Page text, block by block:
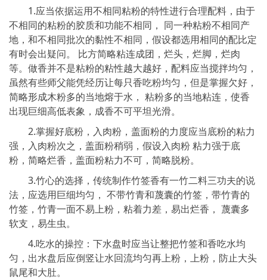
1.应当依据运用不相同粘粉的特性进行合理配料，由于
不相同的粘粉的胶质和功能不相同， 同一种粘粉不相同产
地，和不相同批次的黏性不相同，假设都选用相同的配比定
有时会出疑问。 比方简略粘连成团，烂头，烂脚，烂肉
等。做香并不是粘粉的粘性越大越好，配料应当搅拌均匀，
虽然有些师父能凭经历让每只香吃粉均匀，但是掌握欠好，
简略形成木粉多的当地熔于水， 粘粉多的当地粘连，使香
出现巨细高低表象，成香不可平坦光滑。
2.掌握好底粉，入肉粉，盖面粉的力度应当底粉的粘力
强，入肉粉次之，盖面粉稍弱，假设入肉粉 粘力强于底
粉，简略烂香，盖面粉粘力不可，简略脱粉。
3.竹心的选择，传统制作竹签香有一竹二料三功夫的说
法，应选用巨细均匀， 不带竹青和蔑囊的竹签，带竹青的
竹签，竹青一面不易上粉，粘着力差，易出烂香， 蔑囊多
软支，易生虫。
4.吃水的操控：下水盘时应当让整把竹签和香吃水均
匀，出水盘后应倒竖让水回流均匀再上粉，上粉，防止大头
鼠尾和大肚。